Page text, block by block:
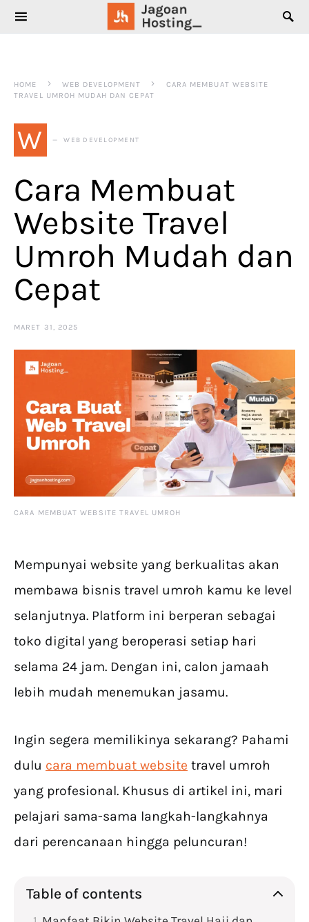
SEARCH FOR:
HOME WEB DEVELOPMENT
CARA MEMBUAT WEBSITE
TRAVEL UMROH MUDAH DAN CEPAT
W WEB DEVELOPMENT
Cara Membuat
Website Travel
Umroh Mudah dan
Cepat
MARET 31, 2025
CARA MEMBUAT WEBSITE TRAVEL UMROH
Mempunyai website yang berkualitas akan
membawa bisnis travel umroh kamu ke level
selanjutnya. Platform ini berperan sebagai
toko digital yang beroperasi setiap hari
selama 24 jam. Dengan ini, calon jamaah
lebih mudah menemukan jasamu.
Ingin segera memilikinya sekarang? Pahami
dulu cara membuat website travel umroh
yang profesional. Khusus di artikel ini, mari
pelajari sama-sama langkah-langkahnya
dari perencanaan hingga peluncuran!
Table of contents